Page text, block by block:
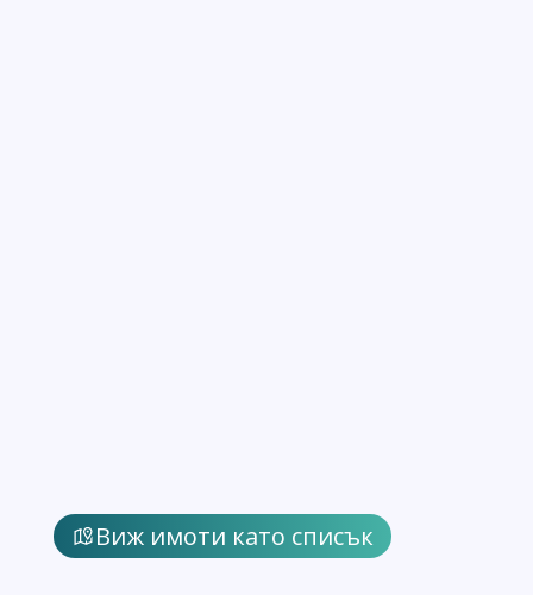
Виж имоти като списък